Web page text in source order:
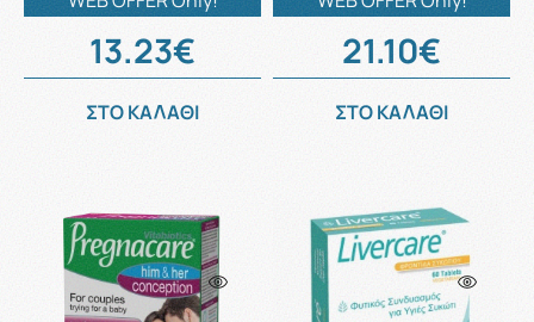
13.23€
ΣΤΟ ΚΑΛΑΘΙ
21.10€
ΣΤΟ ΚΑΛΑΘΙ